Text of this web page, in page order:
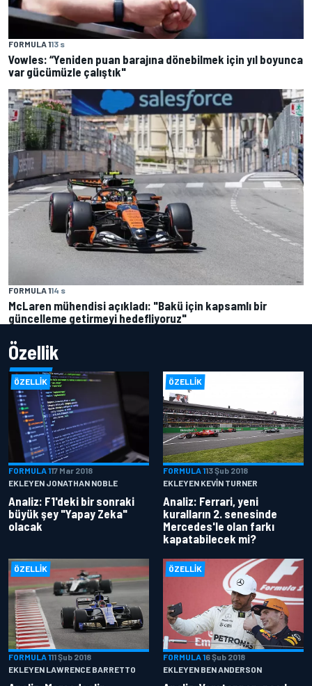
FORMULA 113 s
Vowles: “Yeniden puan barajına dönebilmek için yıl boyunca
var gücümüzle çalıştık"
FORMULA 114 s
McLaren mühendisi açıkladı: "Bakü için kapsamlı bir
güncelleme getirmeyi hedefliyoruz"
Özellik
ÖZELLIK
FORMULA 117 Mar 2018
EKLEYEN JONATHAN NOBLE
Analiz: F1'deki bir sonraki
büyük şey "Yapay Zeka"
olacak
ÖZELLIK
FORMULA 113 Şub 2018
EKLEYEN KEVIN TURNER
Analiz: Ferrari, yeni
kuralların 2. senesinde
Mercedes'le olan farkı
kapatabilecek mi?
ÖZELLIK
FORMULA 111 Şub 2018
EKLEYEN LAWRENCE BARRETTO
ÖZELLIK
FORMULA 16 Şub 2018
EKLEYEN BEN ANDERSON